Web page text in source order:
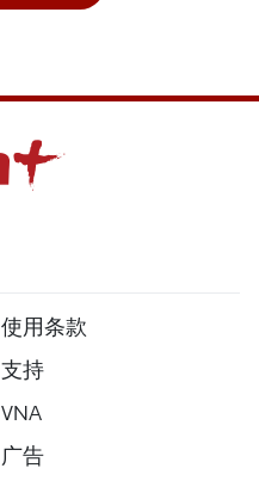
使用条款
支持
VNA
广告